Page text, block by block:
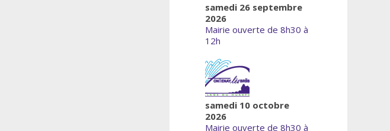
samedi 26 septembre
2026
Mairie ouverte de 8h30 à
12h
samedi 10 octobre
2026
Mairie ouverte de 8h30 à